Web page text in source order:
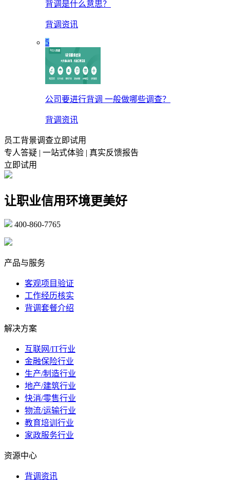
背调是什么意思？
背调资讯
5
公司要进行背调 一般做哪些调查？
背调资讯
员工背景调查立即试用
专人答疑 | 一站式体验 | 真实反馈报告
立即试用
让职业信用环境更美好
400-860-7765
产品与服务
客观项目验证
工作经历核实
背调套餐介绍
解决方案
互联网/IT行业
金融保险行业
生产/制造行业
地产/建筑行业
快消/零售行业
物流/运输行业
教育培训行业
家政服务行业
资源中心
背调资讯